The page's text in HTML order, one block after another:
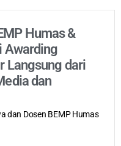
Humas &
Awarding
Langsung dari
dan
dan Dosen BEMP Humas